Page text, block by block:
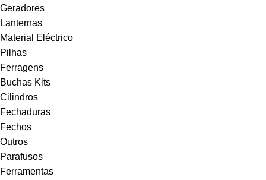
Geradores
Lanternas
Material Eléctrico
Pilhas
Ferragens
Buchas Kits
Cilindros
Fechaduras
Fechos
Outros
Parafusos
Ferramentas